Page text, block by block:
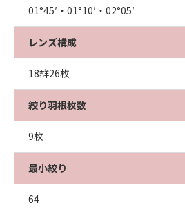
01°45′・01°10′・02°05′
レンズ構成
18群26枚
絞り羽根枚数
9枚
最小絞り
64